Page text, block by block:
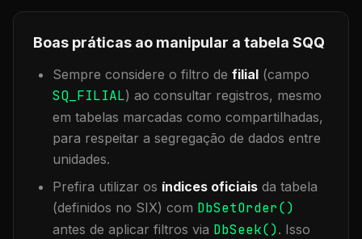
Boas práticas ao manipular a tabela SQQ
Sempre considere o filtro de filial (campo
SQ_FILIAL) ao consultar registros, mesmo
em tabelas marcadas como compartilhadas,
para respeitar a segregação de dados entre
unidades.
Prefira utilizar os índices oficiais da tabela
(definidos no SIX) com DbSetOrder()
antes de aplicar filtros via DbSeek(). Isso